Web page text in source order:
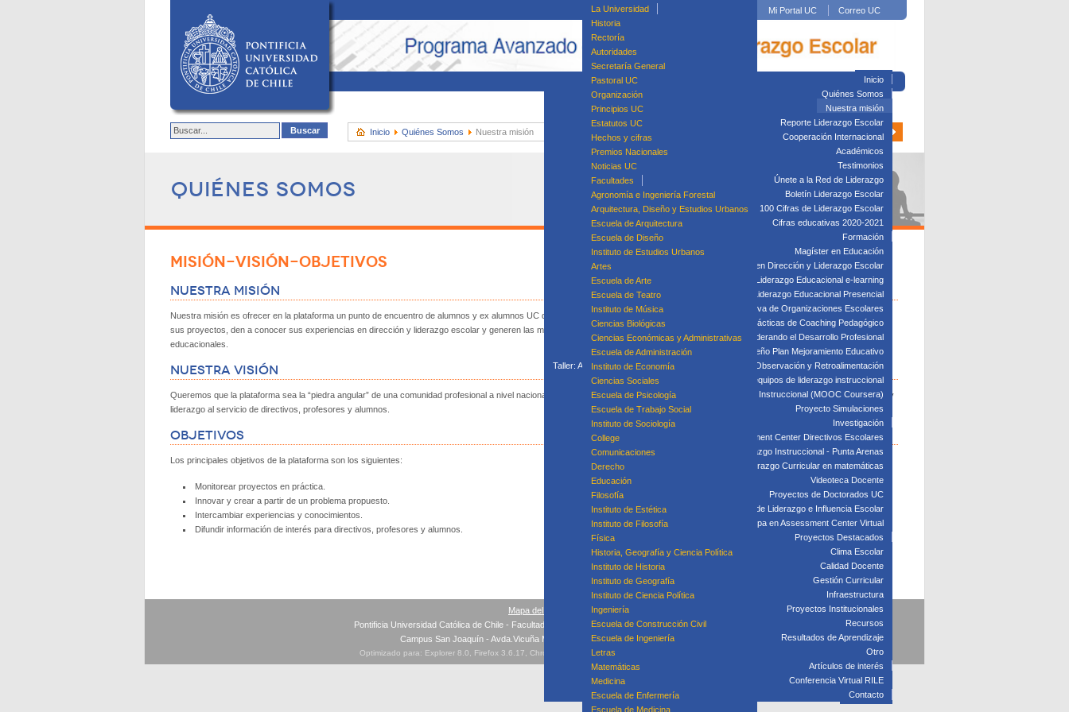
Mi Portal UC Correo UC
La Universidad
Historia
Rectoría
Autoridades
Secretaría General
Pastoral UC
Organización
Principios UC
Estatutos UC
Hechos y cifras
Premios Nacionales
Noticias UC
Facultades
Agronomía e Ingeniería Forestal
Arquitectura, Diseño y Estudios Urbanos
Escuela de Arquitectura
Escuela de Diseño
Instituto de Estudios Urbanos
Artes
Escuela de Arte
Escuela de Teatro
Instituto de Música
Ciencias Biológicas
Ciencias Económicas y Administrativas
Escuela de Administración
Instituto de Economía
Ciencias Sociales
Escuela de Psicología
Escuela de Trabajo Social
Instituto de Sociología
College
Comunicaciones
Derecho
Educación
Filosofía
Instituto de Estética
Instituto de Filosofía
Física
Historia, Geografía y Ciencia Política
Instituto de Historia
Instituto de Geografía
Instituto de Ciencia Política
Ingeniería
Escuela de Construcción Civil
Escuela de Ingeniería
Letras
Matemáticas
Medicina
Escuela de Enfermería
Escuela de Medicina
Inicio
Quiénes Somos
Nuestra misión
Reporte Liderazgo Escolar
Cooperación Internacional
Académicos
Testimonios
Únete a la Red de Liderazgo
Boletín Liderazgo Escolar
100 Cifras de Liderazgo Escolar
Cifras educativas 2020-2021
Formación
Magíster en Educación
Diplomado en Dirección y Liderazgo Escolar
Diplomado en Liderazgo Educacional e-learning
Diplomado en Liderazgo Educacional Presencial
Diplomado en Gestión Directiva de Organizaciones Escolares
Taller: Prácticas de Coaching Pedagógico
Taller: Liderando el Desarrollo Profesional
Taller: Diseño Plan Mejoramiento Educativo
Taller: Acompañamiento Para la Mejora Pedagógica: Observación y Retroalimentación
Taller: Prácticas clave para equipos de liderazgo instruccional
Curso: Liderazgo Instruccional (MOOC Coursera)
Proyecto Simulaciones
Investigación
Assessment Center Directivos Escolares
Equipos de Liderazgo Instruccional - Punta Arenas
Liderazgo Curricular en matemáticas
Videoteca Docente
Proyectos de Doctorados UC
Laboratorio de Liderazgo e Influencia Escolar
Participa en Assessment Center Virtual
Proyectos Destacados
Clima Escolar
Calidad Docente
Gestión Curricular
Infraestructura
Proyectos Institucionales
Recursos
Resultados de Aprendizaje
Otro
Artículos de interés
Conferencia Virtual RILE
Contacto
Inicio Quiénes Somos Nuestra misión
Quiénes Somos
MISIÓN-VISIÓN-OBJETIVOS
Nuestra Misión
Nuestra misión es ofrecer en la plataforma un punto de encuentro de alumnos y ex alumnos UC del Programa Avanzado de Liderazgo Escolar, para que ellos mismos puedan monitorear
sus proyectos, den a conocer sus experiencias en dirección y liderazgo escolar y generen las mejores prácticas que resultan de sus tesis y proyectos aplicados en sus establecimientos
educacionales.
Nuestra Visión
Queremos que la plataforma sea la “piedra angular” de una comunidad profesional a nivel nacional e internacional que fomente el desarrollo e innovación de buenas prácticas en dirección y
liderazgo al servicio de directivos, profesores y alumnos.
Objetivos
Los principales objetivos de la plataforma son los siguientes:
Monitorear proyectos en práctica.
Innovar y crear a partir de un problema propuesto.
Intercambiar experiencias y conocimientos.
Difundir información de interés para directivos, profesores y alumnos.
Mapa del sitio
Pontificia Universidad Católica de Chile - Facultad de Educación - Teléfonos: +56(2) 354 5325
Campus San Joaquín - Avda.Vicuña Mackenna 4860, Macul, Santiago
Optimizado para: Explorer 8.0, Firefox 3.6.17, Chrome 10, Safari 4.1, Opera 11.10 ó superiores